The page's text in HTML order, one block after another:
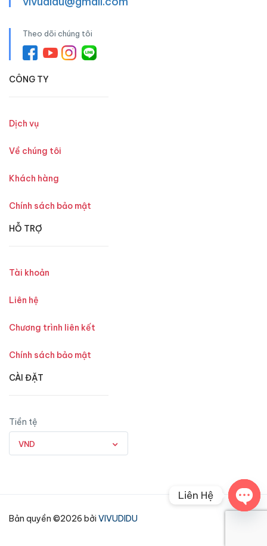
Theo dõi chúng tôi
CÔNG TY
Dịch vụ
Về chúng tôi
Khách hàng
Chính sách bảo mật
HỖ TRỢ
Tài khoản
Liên hệ
Chương trình liên kết
Chính sách bảo mật
CÀI ĐẶT
Tiền tệ
VND
Bản quyền ©2026 bởi VIVUDIDU
Liên Hệ